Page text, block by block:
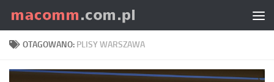
Skip to content
OTAGOWANO: PLISY WARSZAWA